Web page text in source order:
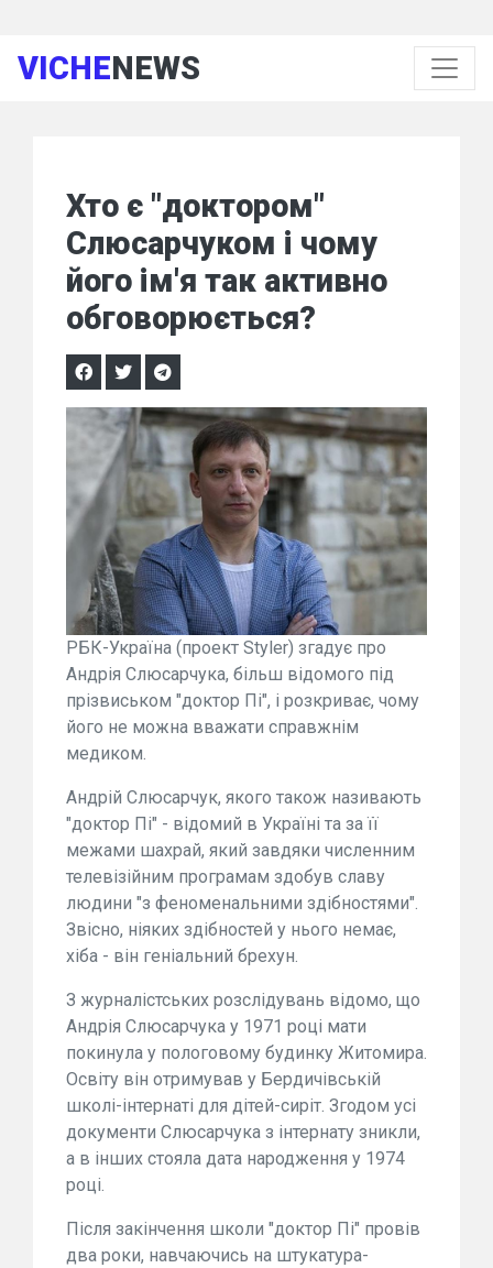
VICHENEWS
Хто є "доктором"
Слюсарчуком і чому
його ім'я так активно
обговорюється?
РБК-Україна (проект Styler) згадує про
Андрія Слюсарчука, більш відомого під
прізвиськом "доктор Пі", і розкриває, чому
його не можна вважати справжнім
медиком.
Андрій Слюсарчук, якого також називають
"доктор Пі" - відомий в Україні та за її
межами шахрай, який завдяки численним
телевізійним програмам здобув славу
людини "з феноменальними здібностями".
Звісно, ніяких здібностей у нього немає,
хіба - він геніальний брехун.
З журналістських розслідувань відомо, що
Андрія Слюсарчука у 1971 році мати
покинула у пологовому будинку Житомира.
Освіту він отримував у Бердичівській
школі-інтернаті для дітей-сиріт. Згодом усі
документи Слюсарчука з інтернату зникли,
а в інших стояла дата народження у 1974
році.
Після закінчення школи "доктор Пі" провів
два роки, навчаючись на штукатура-